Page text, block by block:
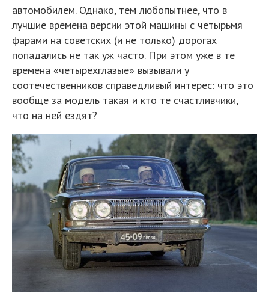
автомобилем. Однако, тем любопытнее, что в
лучшие времена версии этой машины с четырьмя
фарами на советских (и не только) дорогах
попадались не так уж часто. При этом уже в те
времена «четырёхглазые» вызывали у
соотечественников справедливый интерес: что это
вообще за модель такая и кто те счастливчики,
что на ней ездят?